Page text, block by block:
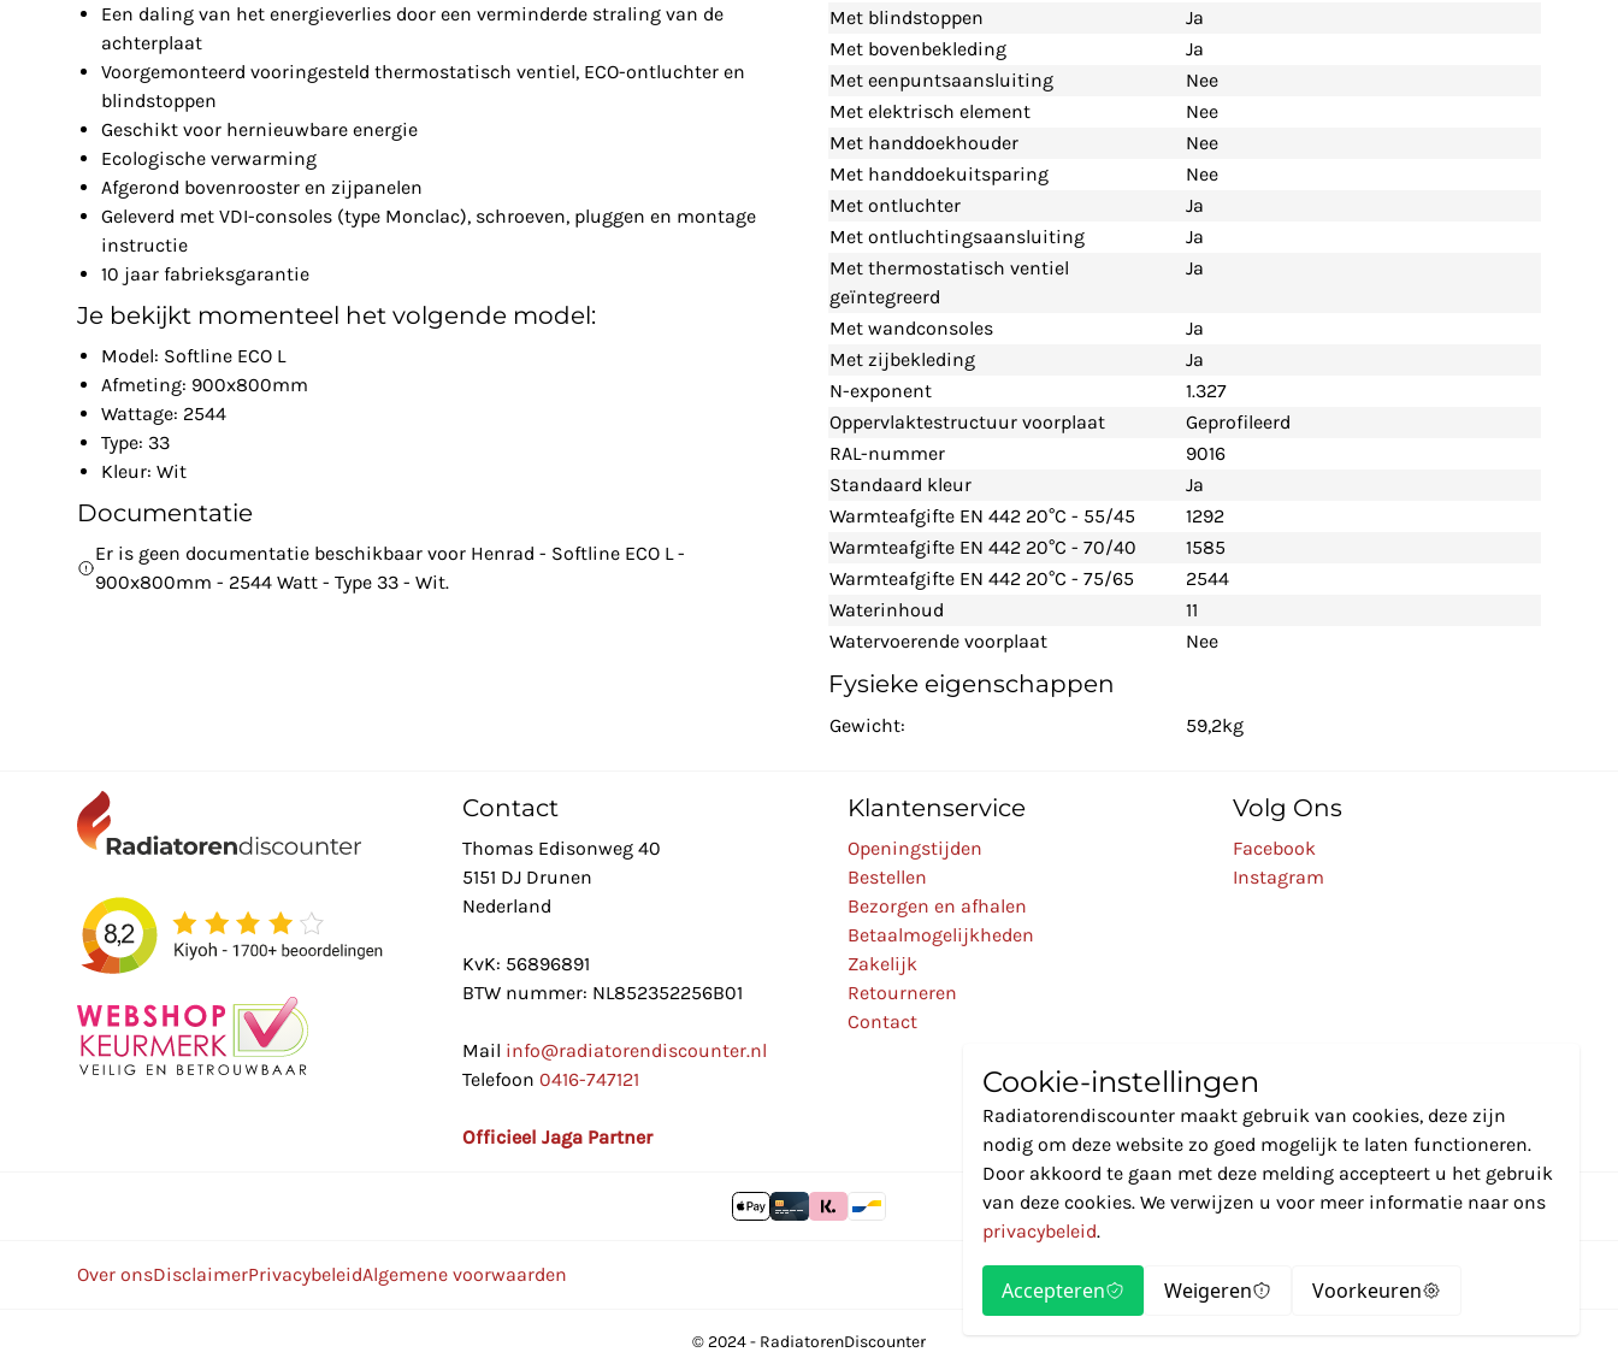
Een daling van het energieverlies door een verminderde straling van de
achterplaat
Voorgemonteerd vooringesteld thermostatisch ventiel, ECO-ontluchter en
blindstoppen
Geschikt voor hernieuwbare energie
Ecologische verwarming
Afgerond bovenrooster en zijpanelen
Geleverd met VDI-consoles (type Monclac), schroeven, pluggen en montage
instructie
10 jaar fabrieksgarantie
Je bekijkt momenteel het volgende model:
Model: Softline ECO L
Afmeting: 900x800mm
Wattage: 2544
Type: 33
Kleur: Wit
Documentatie
Er is geen documentatie beschikbaar voor Henrad - Softline ECO L -
900x800mm - 2544 Watt - Type 33 - Wit.
Met blindstoppen
Ja
Met bovenbekleding
Ja
Met eenpuntsaansluiting
Nee
Met elektrisch element
Nee
Met handdoekhouder
Nee
Met handdoekuitsparing
Nee
Met ontluchter
Ja
Met ontluchtingsaansluiting
Ja
Met thermostatisch ventiel
geïntegreerd
Ja
Met wandconsoles
Ja
Met zijbekleding
Ja
N-exponent
1.327
Oppervlaktestructuur voorplaat
Geprofileerd
RAL-nummer
9016
Standaard kleur
Ja
Warmteafgifte EN 442 20°C - 55/45
1292
Warmteafgifte EN 442 20°C - 70/40
1585
Warmteafgifte EN 442 20°C - 75/65
2544
Waterinhoud
11
Watervoerende voorplaat
Nee
Fysieke eigenschappen
Gewicht: 59,2kg
Contact
Thomas Edisonweg 40
5151 DJ Drunen
Nederland
KvK: 56896891
BTW nummer: NL852352256B01
Mail info@radiatorendiscounter.nl
Telefoon 0416-747121
Officieel Jaga Partner
Klantenservice
Openingstijden
Bestellen
Bezorgen en afhalen
Betaalmogelijkheden
Zakelijk
Retourneren
Contact
Volg Ons
Facebook
Instagram
Over onsDisclaimerPrivacybeleidAlgemene voorwaarden
© 2024 - RadiatorenDiscounter
Cookie-instellingen
Radiatorendiscounter maakt gebruik van cookies, deze zijn
nodig om deze website zo goed mogelijk te laten functioneren.
Door akkoord te gaan met deze melding accepteert u het gebruik
van deze cookies. We verwijzen u voor meer informatie naar ons
privacybeleid.
Accepteren Weigeren Voorkeuren